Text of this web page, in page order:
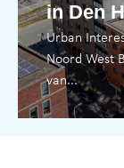
in Den
Urban
Noord West
van...